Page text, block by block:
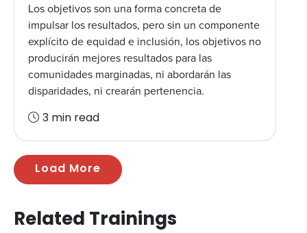
Los objetivos son una forma concreta de
impulsar los resultados, pero sin un componente
explícito de equidad e inclusión, los objetivos no
producirán mejores resultados para las
comunidades marginadas, ni abordarán las
disparidades, ni crearán pertenencia.
3 min read
Load More
Related Trainings